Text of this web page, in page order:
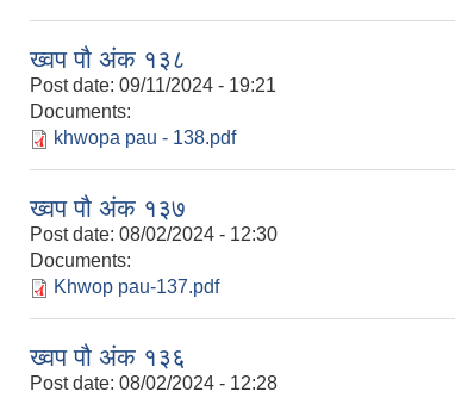
ख्वप पौ अंक १३८
Post date: 09/11/2024 - 19:21
Documents:
khwopa pau - 138.pdf
ख्वप पौ अंक १३७
Post date: 08/02/2024 - 12:30
Documents:
Khwop pau-137.pdf
ख्वप पौ अंक १३६
Post date: 08/02/2024 - 12:28